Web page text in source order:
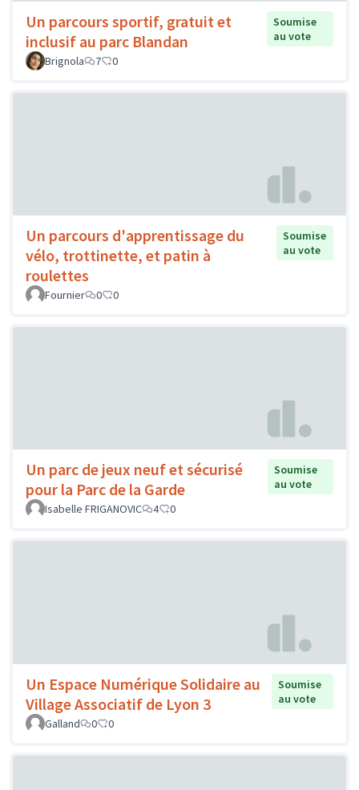
Un parcours sportif, gratuit et
inclusif au parc Blandan
Soumise
au vote
Brignola
7 0
Un parcours d'apprentissage du
vélo, trottinette, et patin à
roulettes
Soumise
au vote
Fournier 0 0
Un parc de jeux neuf et sécurisé
pour la Parc de la Garde
Soumise
au vote
Isabelle FRIGANOVIC
4 0
Un Espace Numérique Solidaire au
Village Associatif de Lyon 3
Soumise
au vote
Galland
0 0